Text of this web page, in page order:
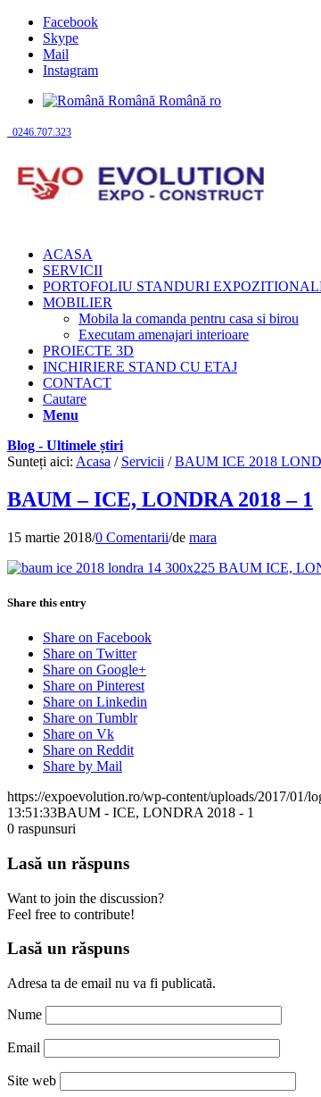
Facebook
Skype
Mail
Instagram
Română Română ro
0246.707.323
ACASA
SERVICII
PORTOFOLIU STANDURI
MOBILIER
Mobila la comanda pentru casa si birou
Executam amenajari interioare
PROIECTE 3D
INCHIRIERE STAND CU ETAJ
CONTACT
Cautare
Menu
Blog - Ultimele știri
Sunteți aici: Acasa / Servicii / BAUM ICE 2018
BAUM – ICE, LONDRA 2018 – 1
15 martie 2018/0 Comentarii/de mara
Share this entry
Share on Facebook
Share on Twitter
Share on Google+
Share on Pinterest
Share on Linkedin
Share on Tumblr
Share on Vk
Share on Reddit
Share by Mail
https://expoevolution.ro/wp-content/uploads/2017/01/
13:51:33BAUM - ICE, LONDRA 2018 - 1
0 raspunsuri
Lasă un răspuns
Want to join the discussion?
Feel free to contribute!
Lasă un răspuns
Adresa ta de email nu va fi publicată.
Nume
Email
Site web